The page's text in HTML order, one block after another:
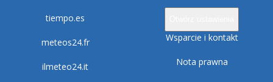
tiempo.es
meteos24.fr
ilmeteo24.it
Wsparcie i kontakt
Nota prawna